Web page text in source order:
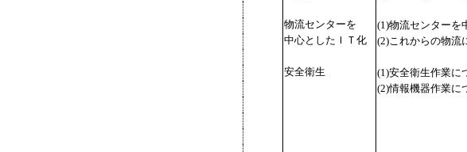
物流センターを (1)物流センターを
中心としたＩＴ化
(2)これからの物流
安全衛生
(1)安全衛生作業に
(2)情報機器作業に